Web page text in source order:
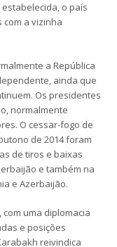
o país
a vizinha
a República
ainda que
Os presidentes
normalmente
O cessar-fogo de
de 2014 foram
de tiros e baixas
e também na
e Azerbaijão.
uma diplomacia
e posições
reivindica